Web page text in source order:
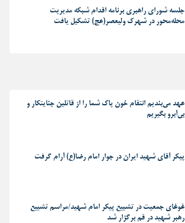
جلسه شورای راهبری برنامه اقدام شبکه مدیریت
محله‌محور در شهرک ولیعصر(عج) تشکیل یافت
عهد می‌بندیم انتقام خون پاک شما را از قاتلین جنایتکار و
بی‌آبرو بگیریم
پیکر آقای شهید ایران در جوار امام رضا(ع) آرام گرفت
غوغای جمعیت در تشییع پیکر امام شهید/مراسم تشییع
رهبر شهید در قم برگزار شد